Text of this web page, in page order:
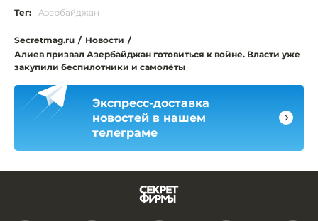
Тег: Азербайджан
Secretmag.ru / Новости /
Алиев призвал Азербайджан готовиться к войне. Власти уже
закупили беспилотники и самолёты
Экспресс-доставка
новостей в нашем
телеграме